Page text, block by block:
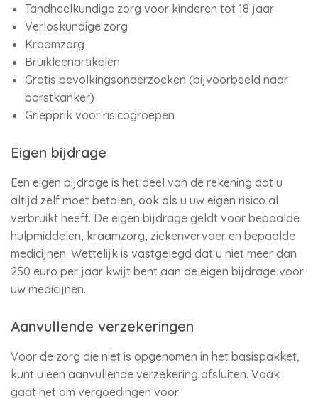
Tandheelkundige zorg voor kinderen tot 18 jaar
Verloskundige zorg
Kraamzorg
Bruikleenartikelen
Gratis bevolkingsonderzoeken (bijvoorbeeld naar
borstkanker)
Griepprik voor risicogroepen
Eigen bijdrage
Een eigen bijdrage is het deel van de rekening dat u
altijd zelf moet betalen, ook als u uw eigen risico al
verbruikt heeft. De eigen bijdrage geldt voor bepaalde
hulpmiddelen, kraamzorg, ziekenvervoer en bepaalde
medicijnen. Wettelijk is vastgelegd dat u niet meer dan
250 euro per jaar kwijt bent aan de eigen bijdrage voor
uw medicijnen.
Aanvullende verzekeringen
Voor de zorg die niet is opgenomen in het basispakket,
kunt u een aanvullende verzekering afsluiten. Vaak
gaat het om vergoedingen voor: